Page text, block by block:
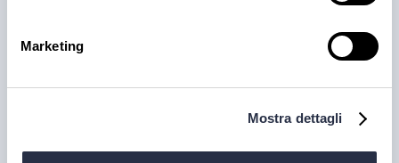
Marketing
Mostra dettagli
Scegli file